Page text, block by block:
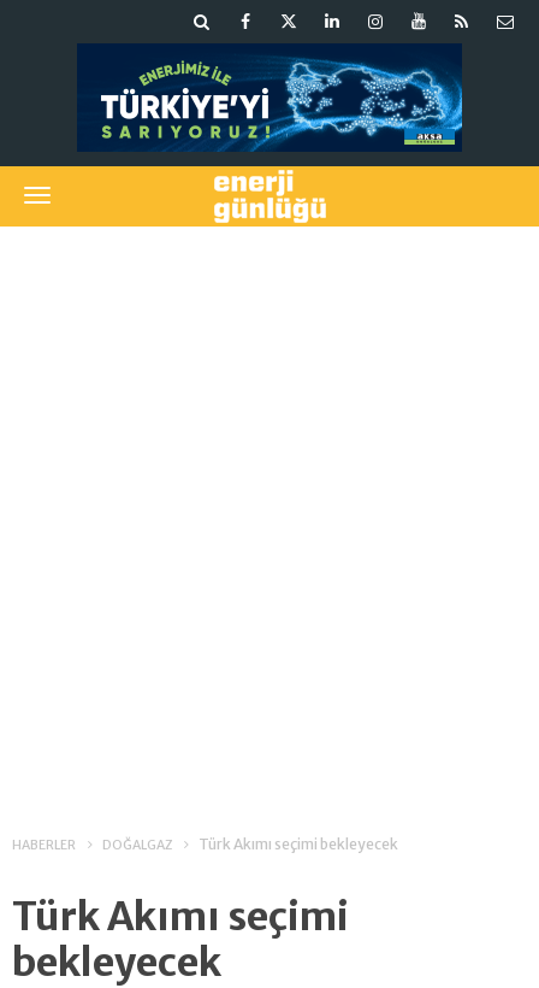
HABERLER DOĞALGAZ Türk Akımı seçimi bekleyecek
Türk Akımı seçimi
bekleyecek